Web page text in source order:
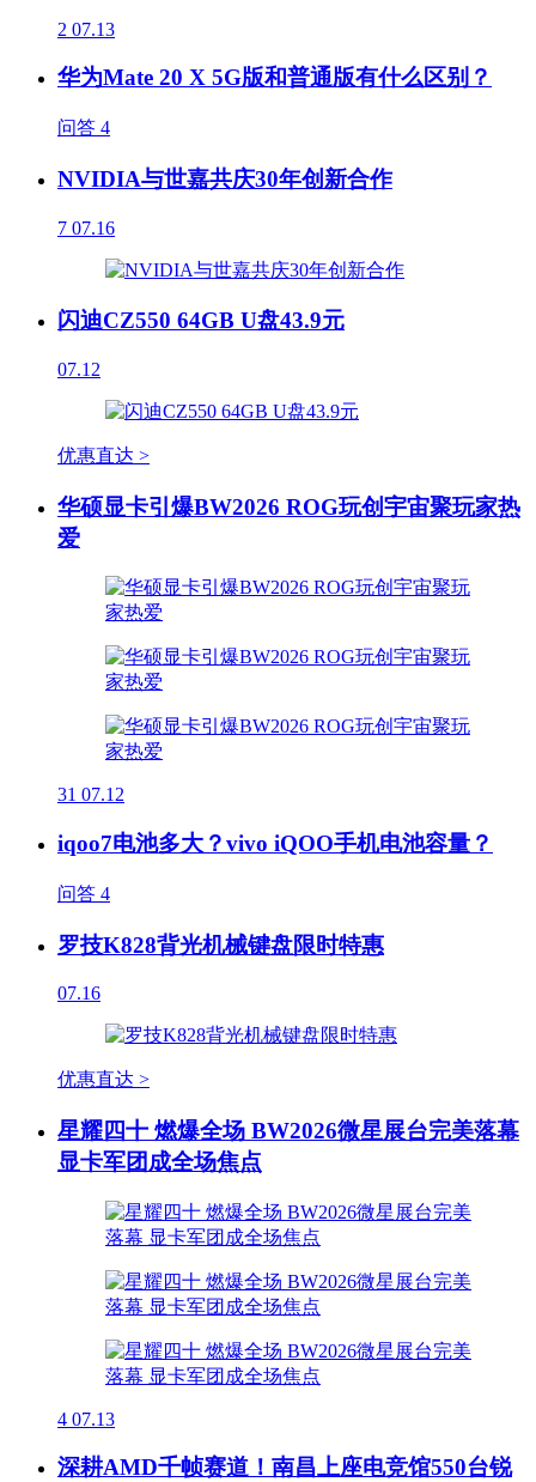
2 07.13
华为Mate 20 X 5G版和普通版有什么区别？
问答 4
NVIDIA与世嘉共庆30年创新合作
7 07.16
闪迪CZ550 64GB U盘43.9元
07.12
优惠直达 >
华硕显卡引爆BW2026 ROG玩创宇宙聚玩家热
爱
31 07.12
iqoo7电池多大？vivo iQOO手机电池容量？
问答 4
罗技K828背光机械键盘限时特惠
07.16
优惠直达 >
星耀四十 燃爆全场 BW2026微星展台完美落幕
显卡军团成全场焦点
4 07.13
深耕AMD千帧赛道！南昌上座电竞馆550台锐